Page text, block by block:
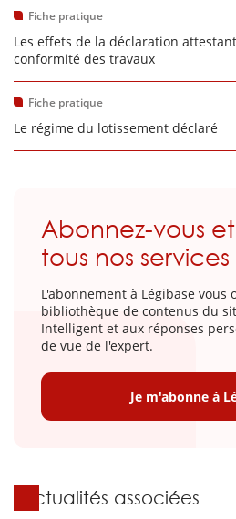
Fiche pratique
Les effets de la déclaration
conformité des travaux
Fiche pratique
Le régime du lotissement déclaré
Abonnez-vous
tous nos services
L'abonnement à Légibase vous
bibliothèque de contenus du
Intelligent et aux réponses
de vue de l'expert.
Je m'abonne à
Actualités associées